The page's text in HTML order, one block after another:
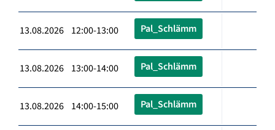
13.08.2026 12:00-13:00 Pal_Schlämm
13.08.2026 13:00-14:00 Pal_Schlämm
13.08.2026 14:00-15:00 Pal_Schlämm